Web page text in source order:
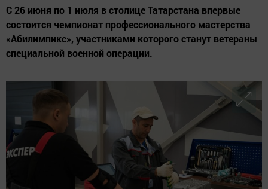
С 26 июня по 1 июля в столице Татарстана впервые
состоится чемпионат профессионального мастерства
«Абилимпикс», участниками которого станут ветераны
специальной военной операции.